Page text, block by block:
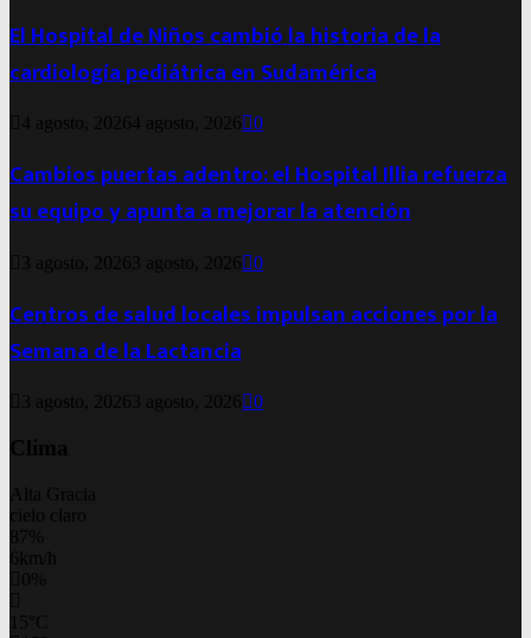
El Hospital de Niños cambió la historia de la
cardiología pediátrica en Sudamérica
4 agosto, 20264 agosto, 2026 0
Cambios puertas adentro: el Hospital Illia refuerza
su equipo y apunta a mejorar la atención
3 agosto, 2026 3 agosto, 2026 0
Centros de salud locales impulsan acciones por la
Semana de la Lactancia
3 agosto, 2026 3 agosto, 2026 0
Clima
Alta Gracia
cielo claro
87%
6km/h
0%
15 C